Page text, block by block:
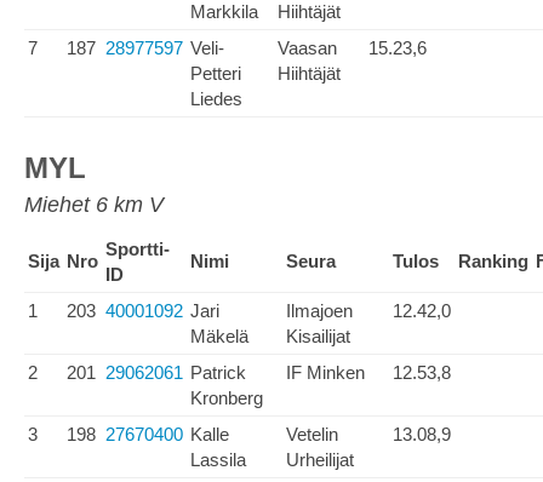
Markkila
Hiihtäjät
7 187 28977597 Veli-
Petteri
Liedes
Vaasan
Hiihtäjät
15.23,6
MYL
Miehet 6 km V
Sija Nro
Sportti-
ID
Nimi Seura Tulos Ranking
1 203 40001092 Jari
Mäkelä
Ilmajoen
Kisailijat
12.42,0
2 201 29062061 Patrick
Kronberg
IF Minken 12.53,8
3 198 27670400 Kalle
Lassila
Vetelin
Urheilijat
13.08,9